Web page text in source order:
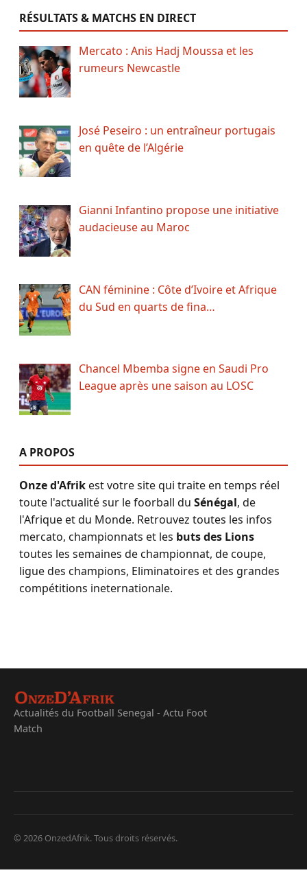
RÉSULTATS & MATCHS EN DIRECT
Mercato : Anis Hadj Moussa et les
rumeurs Newcastle
José Peseiro : un entraîneur portugais
en quête de l’Algérie
Gianni Infantino propose une initiative
audacieuse au Maroc
CAN féminine : Côte d’Ivoire et Afrique
du Sud en quarts de fina…
Chancel Mbemba signe en Saudi Pro
League après une saison au LOSC
A PROPOS
Onze d'Afrikest votre site qui traite en temps réel
toute l'actualité sur le foorball du Sénégal, de
l'Afrique et du Monde. Retrouvez toutes les infos
mercato, championnats et les buts des Lions
toutes les semaines de championnat, de coupe,
ligue des champions, Eliminatoires et des grandes
compétitions ineternationale.
Actualités du Football Senegal - Actu Foot
Match
© 2026 OnzedAfrik. Tous droits réservés.